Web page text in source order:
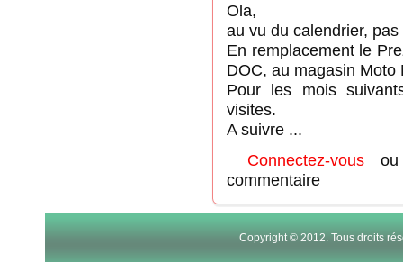
Ola,
au vu du calendrier,
En remplacement le
DOC, au magasin Moto
Pour les mois
visites.
A suivre ...
Connectez-vous
commentaire
Copyright © 2012. Tous droits